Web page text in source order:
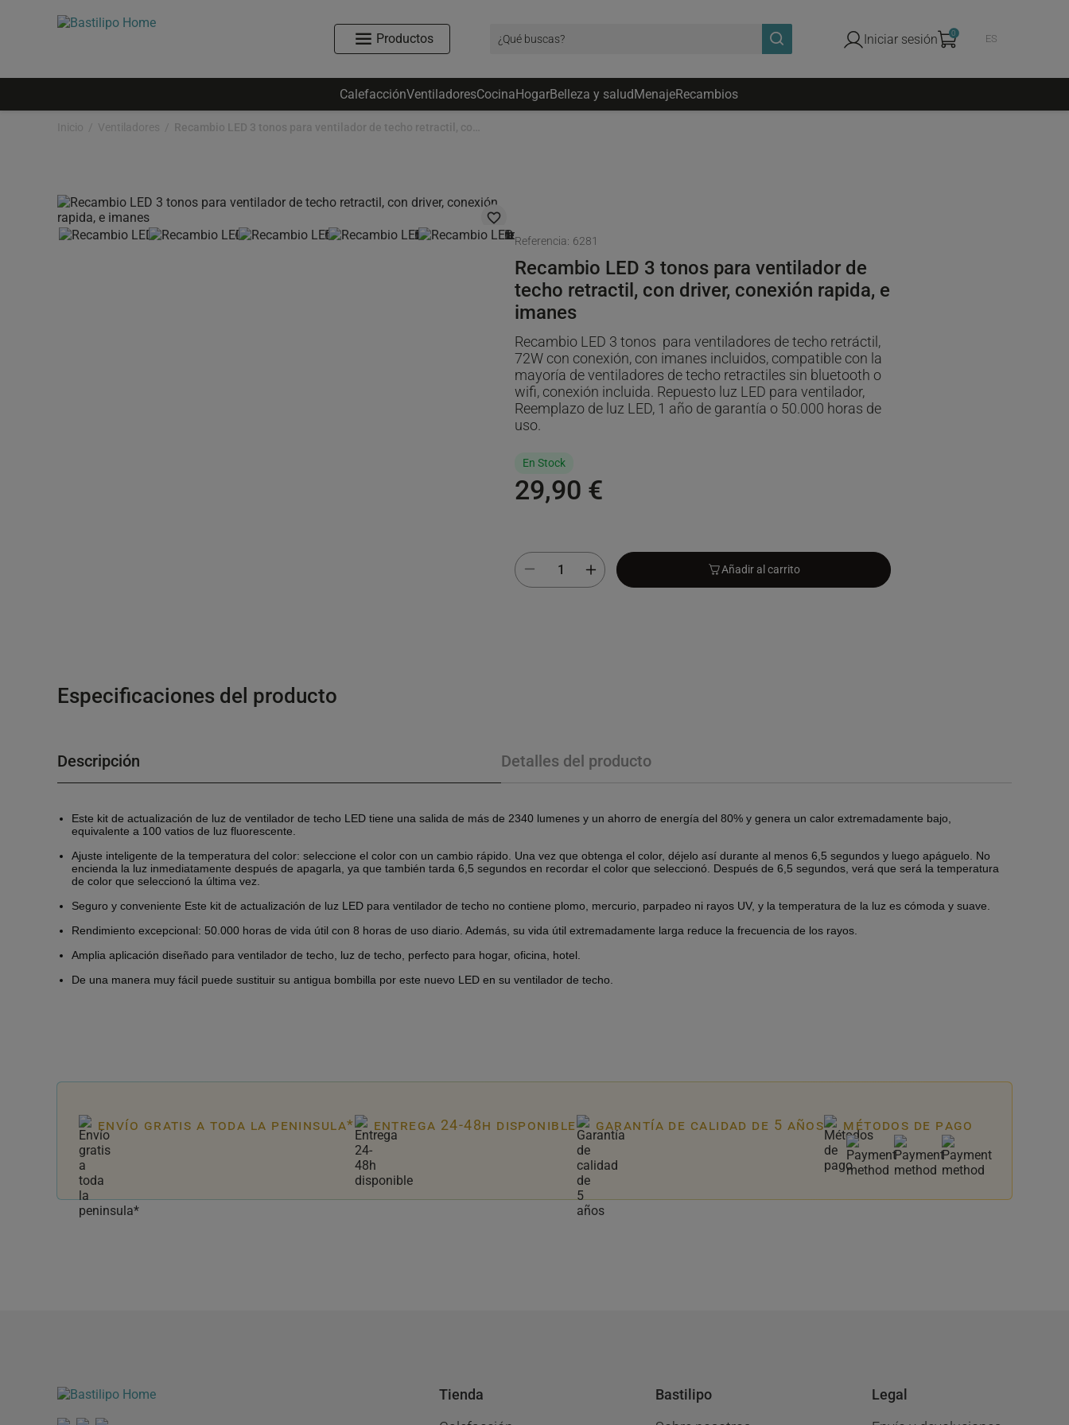
Productos Iniciar sesión 0 ES
CalefacciónVentiladoresCocinaHogarBelleza y saludMenajeRecambios
Inicio Ventiladores
favorite_border
Referencia: 6281
Recambio LED 3 tonos para ventilador de
techo retractil, con driver, conexión rapida, e
imanes
Recambio LED 3 tonos para ventiladores de techo retráctil,
72W con conexión, con imanes incluidos, compatible con la
mayoría de ventiladores de techo retractiles sin bluetooth o
wifi, conexión incluida. Repuesto luz LED para ventilador,
Reemplazo de luz LED, 1 año de garantía o 50.000 horas de
uso.
En Stock
29,90 €
Añadir al carrito
Especificaciones del producto
Descripción Detalles del producto
Este kit de actualización de luz de ventilador de techo LED tiene una salida de más de 2340 lumenes y un ahorro de energía del 80% y genera un calor extremadamente bajo,
equivalente a 100 vatios de luz fluorescente.
Ajuste inteligente de la temperatura del color: seleccione el color con un cambio rápido. Una vez que obtenga el color, déjelo así durante al menos 6,5 segundos y luego apáguelo. No
encienda la luz inmediatamente después de apagarla, ya que también tarda 6,5 ​​segundos en recordar el color que seleccionó. Después de 6,5 segundos, verá que será la temperatura
de color que seleccionó la última vez.
Seguro y conveniente Este kit de actualización de luz LED para ventilador de techo no contiene plomo, mercurio, parpadeo ni rayos UV, y la temperatura de la luz es cómoda y suave.
Rendimiento excepcional: 50.000 horas de vida útil con 8 horas de uso diario. Además, su vida útil extremadamente larga reduce la frecuencia de los rayos.
Amplia aplicación diseñado para ventilador de techo, luz de techo, perfecto para hogar, oficina, hotel.
De una manera muy fácil puede sustituir su antigua bombilla por este nuevo LED en su ventilador de techo.
envío gratis a toda la peninsula* entrega 24-48h disponible garantía de calidad de 5 años métodos de pago
Tienda
Bastilipo
Legal